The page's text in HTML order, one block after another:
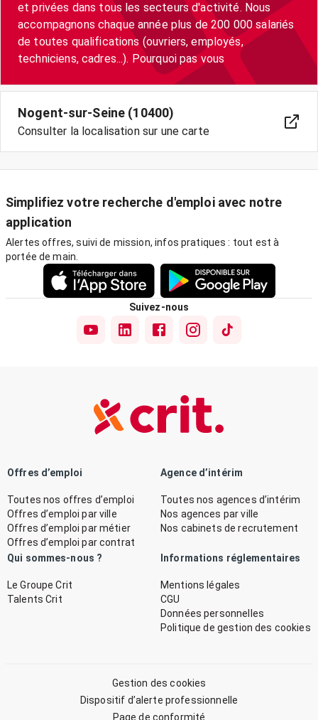
et privées dans tous les secteurs d'activité. Nous
accompagnons chaque année plus de 200 000 salariés
de toutes qualifications (ouvriers, employés,
Nogent-sur-Seine (10400)
Consulter la localisation sur une carte
Simplifiez votre recherche d'emploi avec notre
application
Alertes offres, suivi de mission, infos pratiques : tout est à
portée de main.
Suivez-nous
Offres d’emploi
Toutes nos offres d’emploi
Offres d’emploi par ville
Offres d’emploi par métier
Offres d’emploi par contrat
Agence d’intérim
Toutes nos agences d’intérim
Nos agences par ville
Nos cabinets de recrutement
Qui sommes-nous ?
Le Groupe Crit
Talents Crit
Informations réglementaires
Mentions légales
CGU
Données personnelles
Politique de gestion des cookies
Gestion des cookies
Dispositif d’alerte professionnelle
Page de conformité